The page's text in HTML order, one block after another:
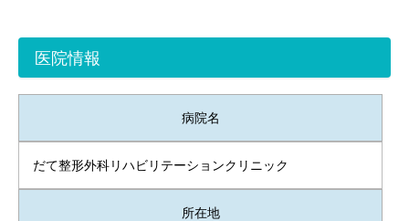
医院情報
病院名
だて整形外科リハビリテーションクリニック
所在地